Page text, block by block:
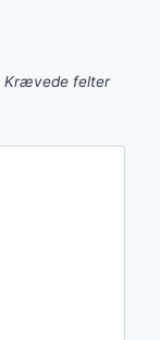
Krævede felter